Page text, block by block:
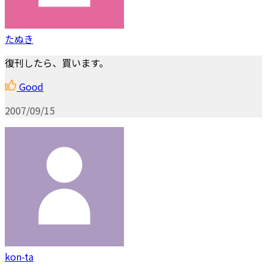
たぬき
復刊したら、買います。
Good
2007/09/15
kon-ta